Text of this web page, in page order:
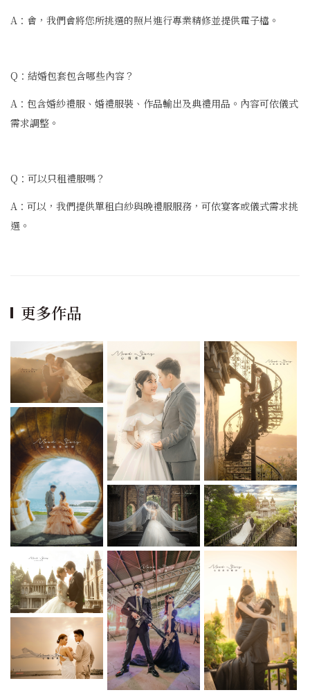
A：會，我們會將您所挑選的照片進行專業精修並提供電子檔。
Q：結婚包套包含哪些內容？
A：包含婚紗禮服、婚禮服裝、作品輸出及典禮用品。內容可依儀式
需求調整。
Q：可以只租禮服嗎？
A：可以，我們提供單租白紗與晚禮服服務，可依宴客或儀式需求挑
選。
更多作品